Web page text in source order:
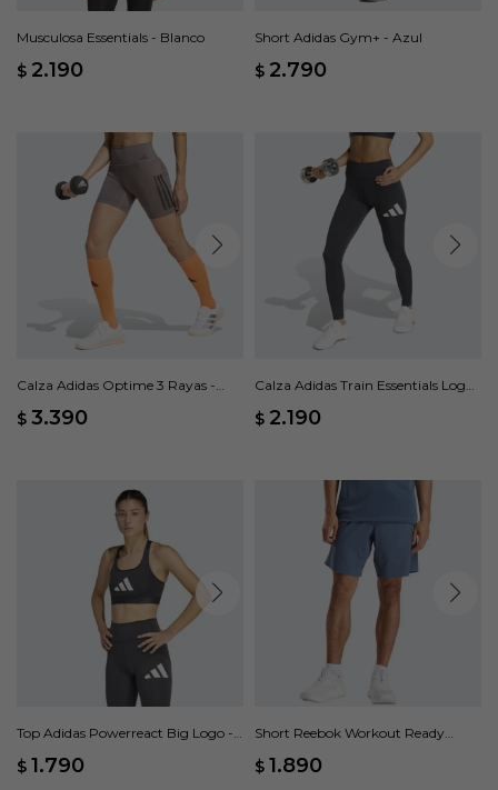
Musculosa Essentials - Blanco
$ 2.190
Short Adidas Gym+ - Azul
$ 2.790
Calza Adidas Optime 3 Rayas -
$ 3.390
Calza Adidas Train Essentials Logo
$ 2.190
Top Adidas Powerreact Big Logo -
$ 1.790
Short Reebok Workout Ready
$ 1.890